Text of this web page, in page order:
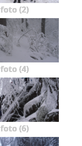
foto (2)
foto (4)
foto (6)